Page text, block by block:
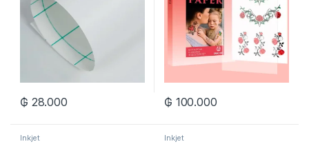
₲ 28.000 ₲ 100.000
Inkjet Inkjet